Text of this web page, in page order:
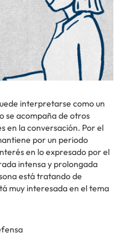
interpretarse como un
se acompaña de otros
en la conversación. Por el
por un periodo
en lo expresado por el
intensa y prolongada
está tratando de
muy interesada en el tema